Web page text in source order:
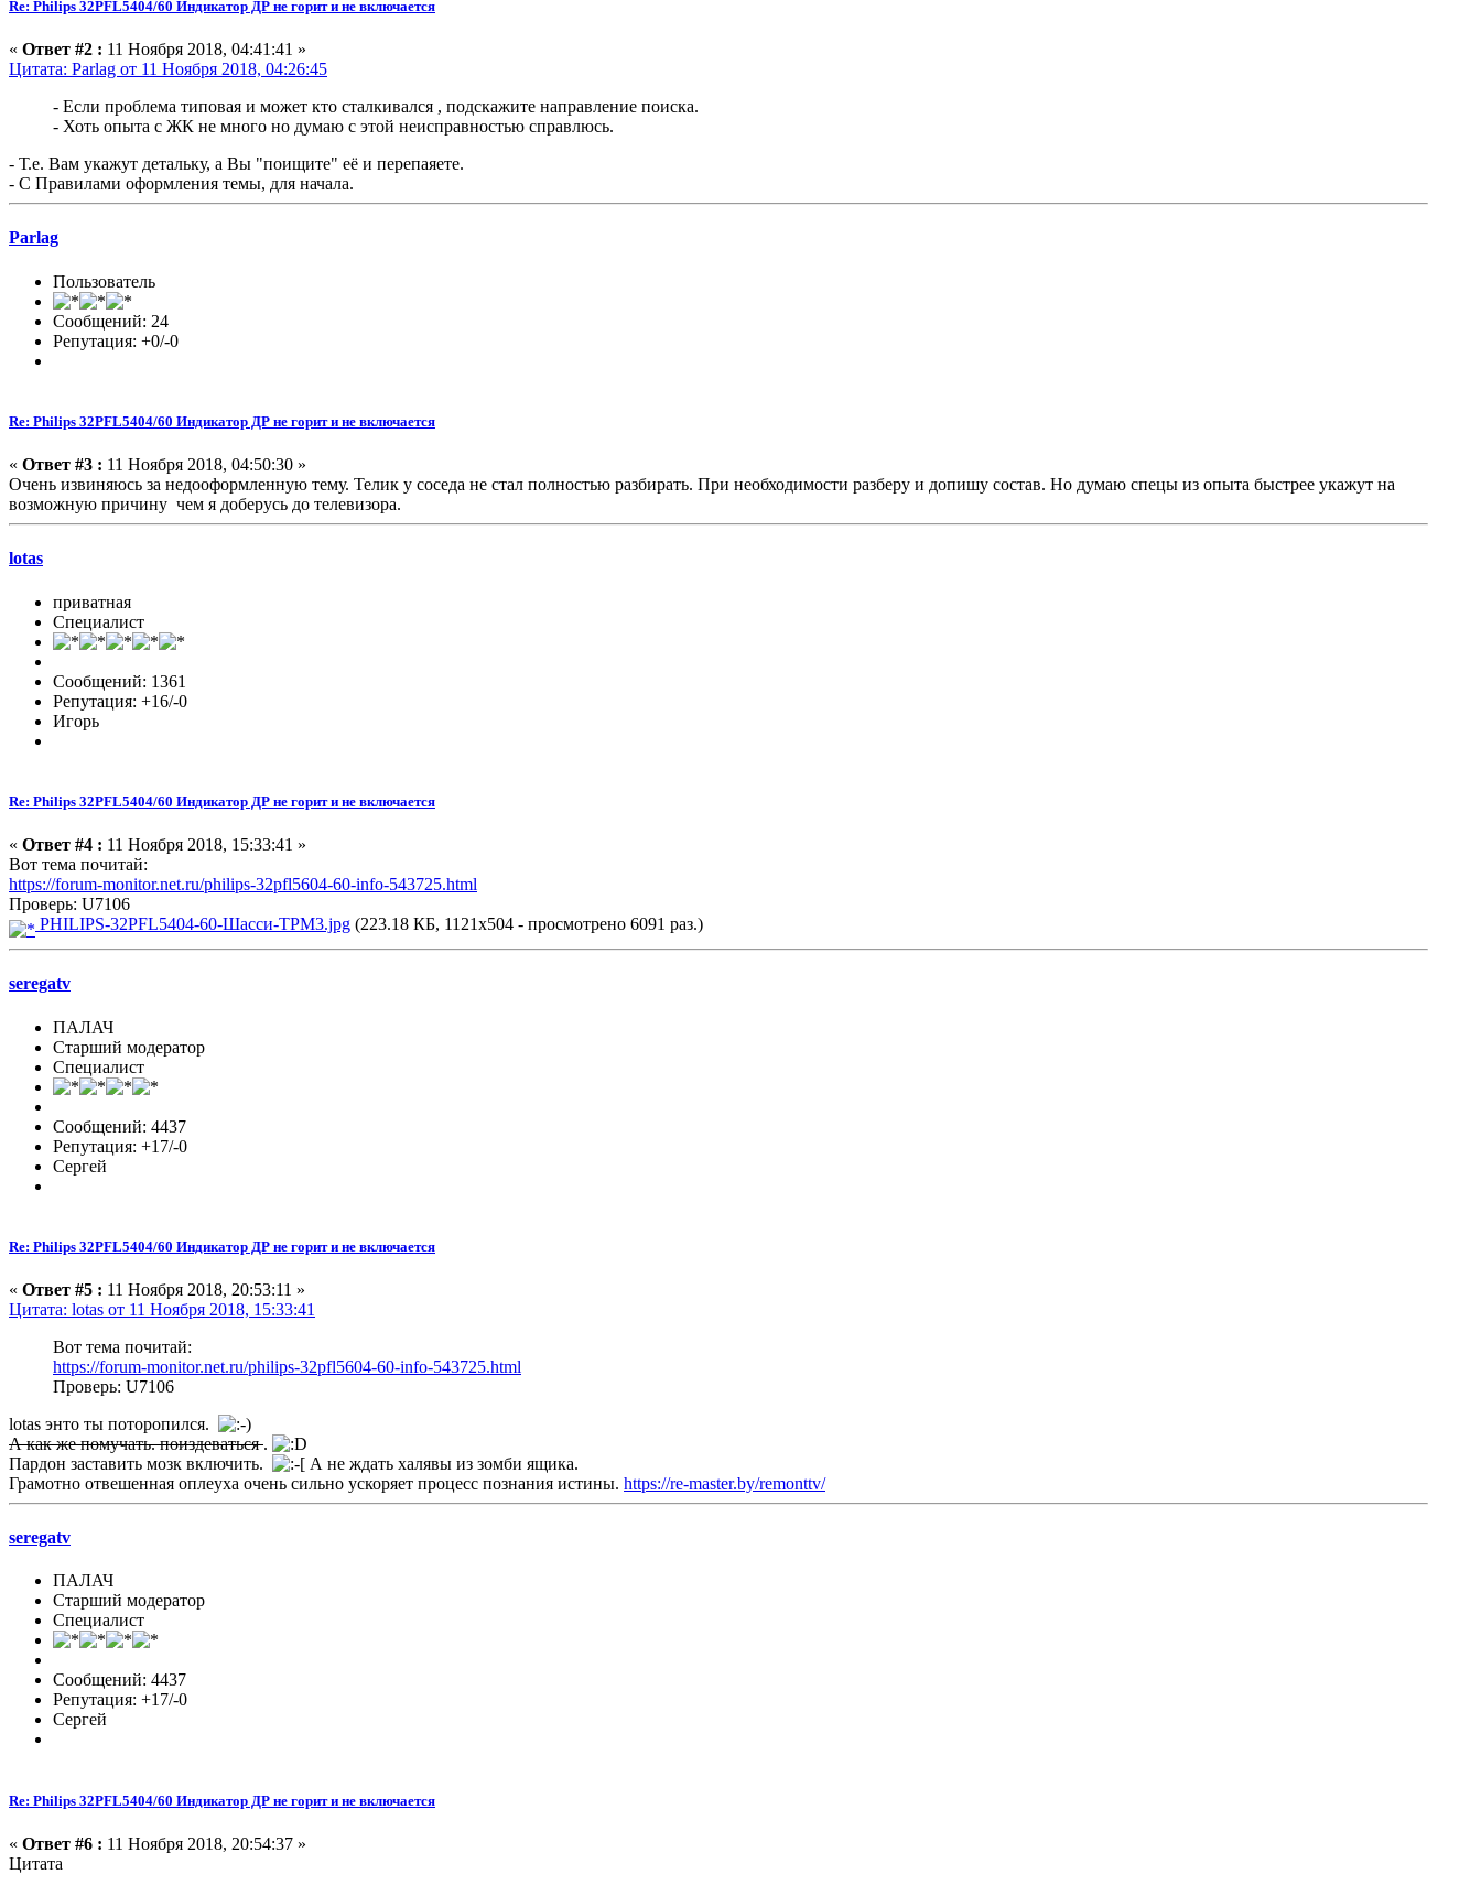
Re: Philips 32PFL5404/60 Индикатор ДР не горит и не включается
« Ответ #2 : 11 Ноября 2018, 04:41:41 »
Цитата: Parlag от 11 Ноября 2018, 04:26:45
- Если проблема типовая и может кто сталкивался , подскажите направление поиска.
- Хоть опыта с ЖК не много но думаю с этой неисправностью справлюсь.
- Т.е. Вам укажут детальку, а Вы "поищите" её и перепаяете.
- С Правилами оформления темы, для начала.
Parlag
Пользователь
Сообщений: 24
Репутация: +0/-0
Re: Philips 32PFL5404/60 Индикатор ДР не горит и не включается
« Ответ #3 : 11 Ноября 2018, 04:50:30 »
Очень извиняюсь за недооформленную тему. Телик у соседа не стал полностью разбирать. При необходимости разберу и допишу состав. Но думаю спецы из опыта быстрее укажут на
возможную причину чем я доберусь до телевизора.
lotas
приватная
Специалист
Сообщений: 1361
Репутация: +16/-0
Игорь
Re: Philips 32PFL5404/60 Индикатор ДР не горит и не включается
« Ответ #4 : 11 Ноября 2018, 15:33:41 »
Вот тема почитай:
https://forum-monitor.net.ru/philips-32pfl5604-60-info-543725.html
Проверь: U7106
PHILIPS-32PFL5404-60-Шасси-TPM3.jpg (223.18 КБ, 1121x504 - просмотрено 6091 раз.)
seregatv
ПАЛАЧ
Старший модератор
Специалист
Сообщений: 4437
Репутация: +17/-0
Сергей
Re: Philips 32PFL5404/60 Индикатор ДР не горит и не включается
« Ответ #5 : 11 Ноября 2018, 20:53:11 »
Цитата: lotas от 11 Ноября 2018, 15:33:41
Вот тема почитай:
https://forum-monitor.net.ru/philips-32pfl5604-60-info-543725.html
Проверь: U7106
lotas энто ты поторопился.
А как же помучать. поиздеваться.
Пардон заставить мозк включить.
А не ждать халявы из зомби ящика.
Грамотно отвешенная оплеуха очень сильно ускоряет процесс познания истины. https://re-master.by/remonttv/
seregatv
ПАЛАЧ
Старший модератор
Специалист
Сообщений: 4437
Репутация: +17/-0
Сергей
Re: Philips 32PFL5404/60 Индикатор ДР не горит и не включается
« Ответ #6 : 11 Ноября 2018, 20:54:37 »
Цитата